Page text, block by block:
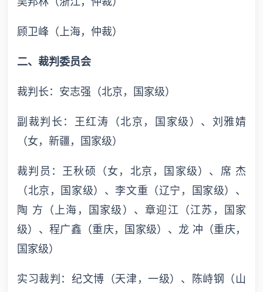
顾卫峰（上海，仲裁）
二、裁判委员会
裁判长：安志强（北京，国家级）
副裁判长：王红涛（北京，国家级）、刘雅婧
（女，新疆，国家级）
裁判员：王秋硕（女，北京，国家级）、席 杰
（北京，国家级）、李文重（辽宁，国家级）、
陶 方（上海，国家级）、章迎江（江苏，国家
级）、程广鑫（重庆，国家级）、龙 冲（重庆，
国家级）
实习裁判：纪文博（天津，一级）、陈峙钢（山